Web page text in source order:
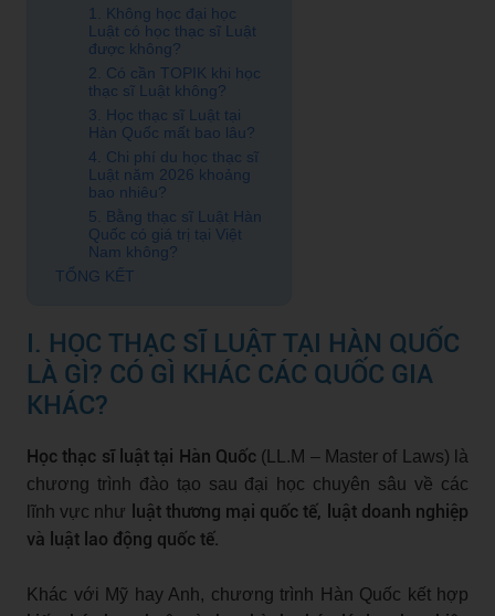
1. Không học đại học
Luật có học thạc sĩ Luật
được không?
2. Có cần TOPIK khi học
thạc sĩ Luật không?
3. Học thạc sĩ Luật tại
Hàn Quốc mất bao lâu?
4. Chi phí du học thạc sĩ
Luật năm 2026 khoảng
bao nhiêu?
5. Bằng thạc sĩ Luật Hàn
Quốc có giá trị tại Việt
Nam không?
TỔNG KẾT
I. HỌC THẠC SĨ LUẬT TẠI HÀN QUỐC
LÀ GÌ? CÓ GÌ KHÁC CÁC QUỐC GIA
KHÁC?
Học thạc sĩ luật tại Hàn Quốc (LL.M – Master of Laws) là
chương trình đào tạo sau đại học chuyên sâu về các
lĩnh vực như
luật thương mại quốc tế, luật doanh nghiệp
và luật lao động quốc tế.
Khác với Mỹ hay Anh, chương trình Hàn Quốc kết hợp